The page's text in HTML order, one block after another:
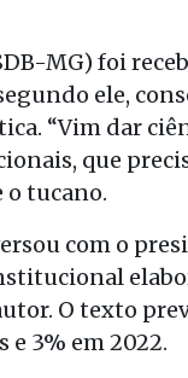
MG) foi
ele,
“Vim dar
que
o tucano.
com o
O texto
e 3% em 2022.